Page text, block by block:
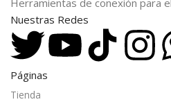
Herramientas de conexión para
Nuestras Redes
Páginas
Tienda